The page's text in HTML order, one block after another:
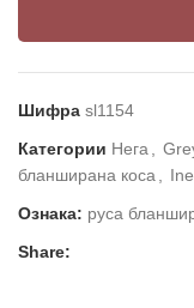
Шифра sl1154
Категории Нега
бланширана коса
Ознака: руса
Share: